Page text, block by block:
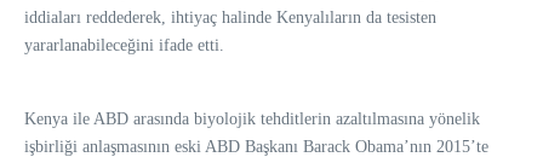
iddiaları reddederek, ihtiyaç halinde Kenyalıların da tesisten
yararlanabileceğini ifade etti.
Kenya ile ABD arasında biyolojik tehditlerin azaltılmasına yönelik
işbirliği anlaşmasının eski ABD Başkanı Barack Obama’nın 2015’te